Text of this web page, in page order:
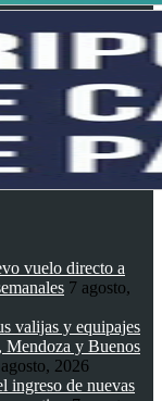
vuelo directo a
7 agosto,
valijas y equipajes
Mendoza y Buenos
2026
ingreso de nuevas